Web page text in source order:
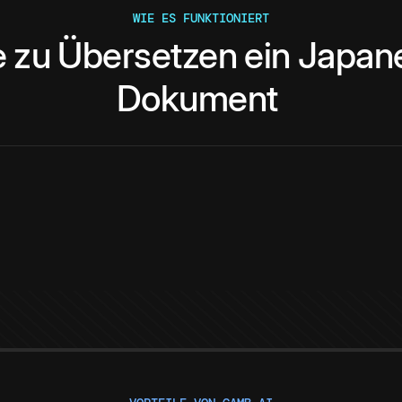
WIE ES FUNKTIONIERT
zu Übersetzen ein
Dokument